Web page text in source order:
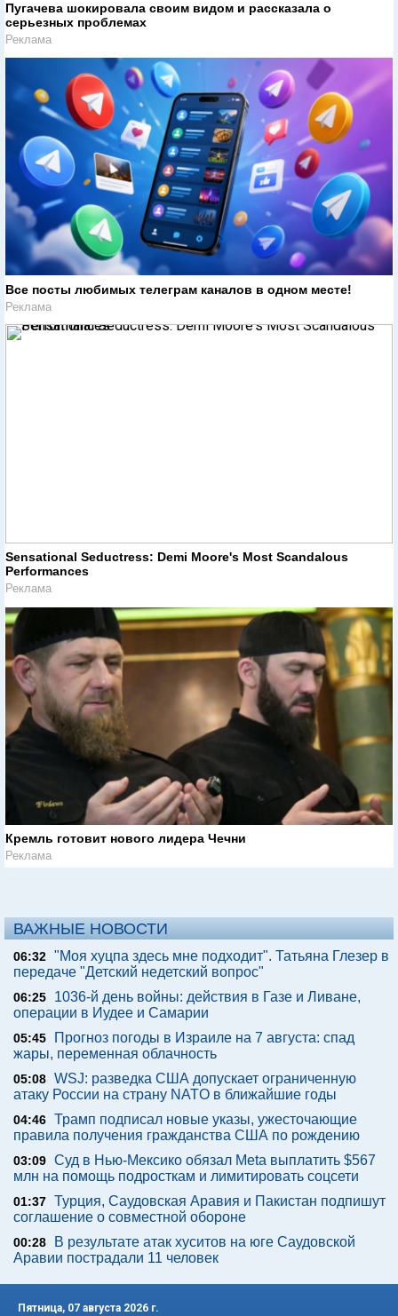
Пугачева шокировала своим видом и рассказала о
серьезных проблемах
Реклама
Все посты любимых телеграм каналов в одном месте!
Реклама
Sensational Seductress: Demi Moore's Most Scandalous
Performances
Реклама
Кремль готовит нового лидера Чечни
Реклама
ВАЖНЫЕ НОВОСТИ
06:32 "Моя хуцпа здесь мне подходит". Татьяна Глезер в
передаче "Детский недетский вопрос"
06:25
1036-й день войны: действия в Газе и Ливане,
операции в Иудее и Самарии
05:45
Прогноз погоды в Израиле на 7 августа: спад
жары, переменная облачность
05:08 WSJ: разведка США допускает ограниченную
атаку России на страну NATO в ближайшие годы
04:46 Трамп подписал новые указы, ужесточающие
правила получения гражданства США по рождению
03:09 Суд в Нью-Мексико обязал Meta выплатить $567
млн на помощь подросткам и лимитировать соцсети
01:37 Турция, Саудовская Аравия и Пакистан подпишут
соглашение о совместной обороне
00:28
В результате атак хуситов на юге Саудовской
Аравии пострадали 11 человек
Пятница, 07 августа 2026 г.